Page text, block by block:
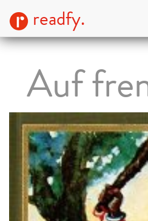
readfy.
Auf